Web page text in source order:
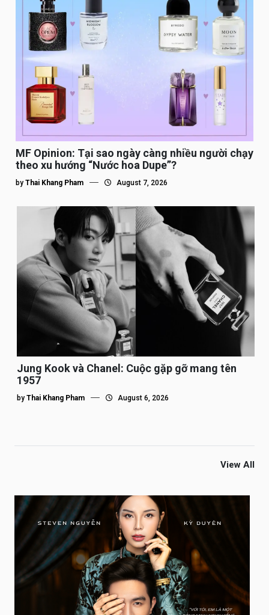
MF Opinion: Tại sao ngày càng nhiều người chạy
theo xu hướng “Nước hoa Dupe”?
by Thai Khang Pham August 7, 2026
Jung Kook và Chanel: Cuộc gặp gỡ mang tên
1957
by Thai Khang Pham August 6, 2026
View All